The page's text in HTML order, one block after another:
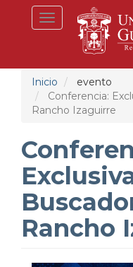
Toggle
navigation
Inicio
evento
Conferencia:
Rancho Izaguirre
Rancho